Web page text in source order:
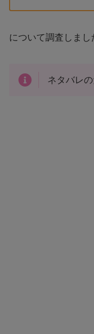
について調査しまし
ネタバレ